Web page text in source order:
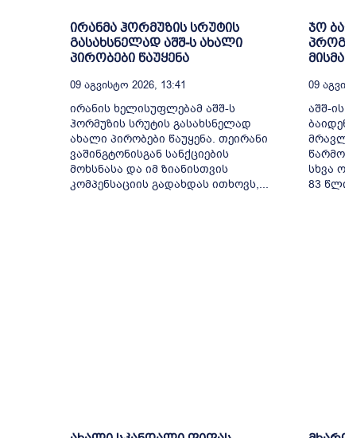
ირანმა ჰორმუზის სრუტის
გასახსნელად აშშ-ს ახალი
პირობები წაუყენა
09 Აგვისტო 2026, 13:41
ირანის ხელისუფლებამ აშშ-ს
ჰორმუზის სრუტის გასახსნელად
ახალი პირობები წაუყენა. თეირანი
ვაშინგტონისგან სანქციების
მოხსნასა და იმ ზიანისთვის
კომპენსაციის გადახდას ითხოვს,...
ჯო
09
აშშ-
სხვა
83